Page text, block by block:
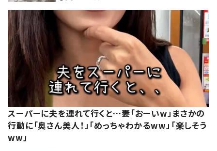
スーパーに夫を連れて行くと…妻「おーいw」まさかの
行動に「奥さん美人！」「めっちゃわかるww」「楽しそう
ww」